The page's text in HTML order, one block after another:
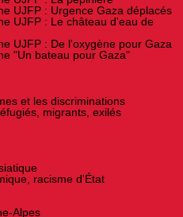
UJFP : Urgence Gaza déplacés
UJFP : Le château d'eau de
UJFP : De l'oxygène pour Gaza
"Un bateau pour Gaza"
et les discriminations
migrants, exilés
racisme d'État
Alpes